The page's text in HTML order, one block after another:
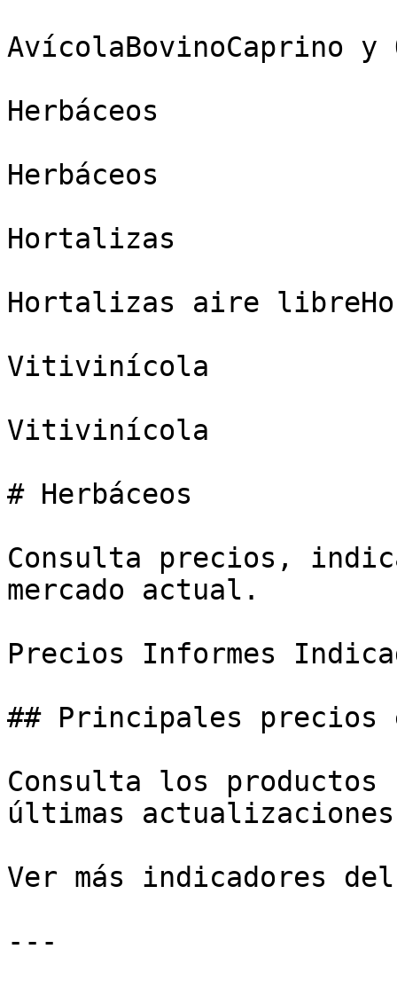
AvícolaBovinoCaprino y
Herbáceos
Herbáceos
Hortalizas
Hortalizas aire
Vitivinícola
Vitivinícola
# Herbáceos
Consulta precios,
mercado actual.
Precios Informes
## Principales precios
Consulta los productos
últimas
Ver más indicadores
---